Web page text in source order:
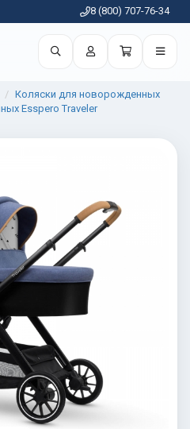
8 (800) 707-76-34
Коляски для новорожденных
Esspero Traveler